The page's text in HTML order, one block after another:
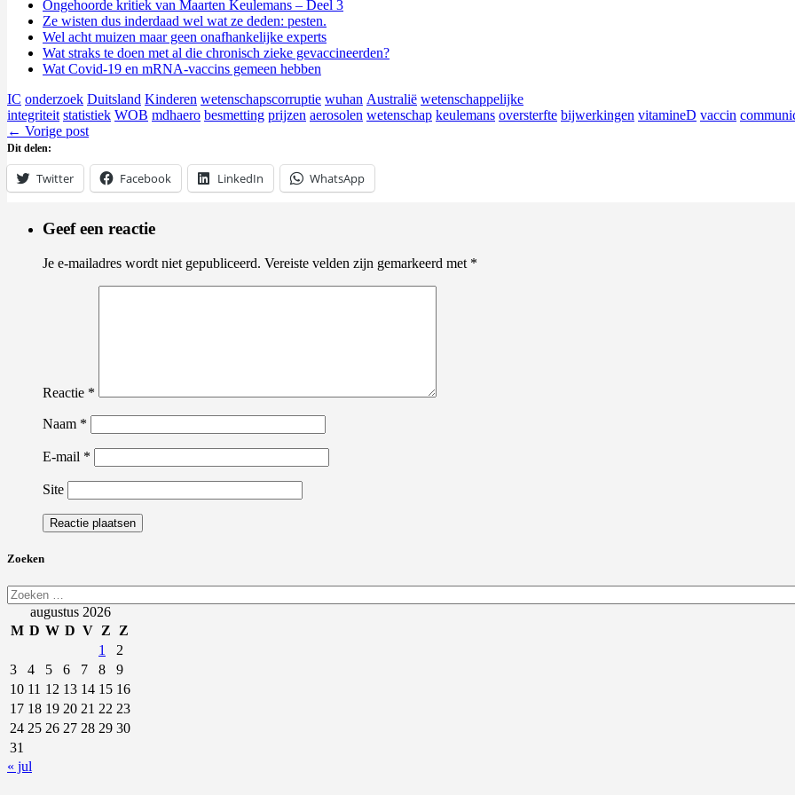
Ongehoorde kritiek van Maarten Keulemans – Deel 3
Ze wisten dus inderdaad wel wat ze deden: pesten.
Wel acht muizen maar geen onafhankelijke experts
Wat straks te doen met al die chronisch zieke gevacci­neerden?
Wat Covid-19 en mRNA-vaccins gemeen hebben
IC onderzoek Duitsland Kinderen wetenschapscorruptie wuhan Australië wetenschappelijke
integriteit statistiek WOB mdhaero besmetting prijzen aerosolen wetenschap keulemans oversterfte bijwerkingen vitamineD vaccin
← Vorige post
Dit delen:
Twitter Facebook LinkedIn WhatsApp
Geef een reactie
Je e-mailadres wordt niet gepubliceerd. Vereiste velden zijn gemarkeerd met *
Reactie *
Naam *
E-mail *
Site
Zoeken
Zoeken
naar:augustus 2026
M D W D V Z
Z
1
2
3
4 5 6 7 8
9
10 11 12 13 14 15 16
17 18 19 20 21 22 23
24 25 26 27 28 29 30
31
« jul